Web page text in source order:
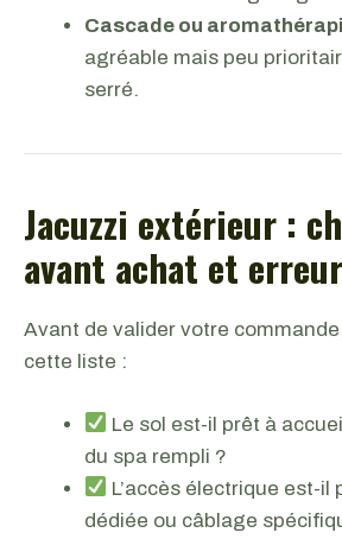
Cascade ou
agréable mais peu
serré.
Jacuzzi extérieur :
avant achat et
Avant de valider votre
cette liste :
Le sol est-il prêt à
du spa rempli ?
L’accès électrique est-il
dédiée ou câblage